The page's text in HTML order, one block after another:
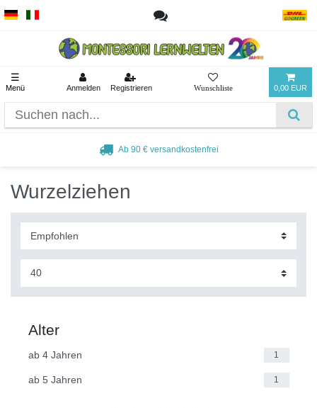
☰
Menü Anmelden Registrieren 0,00 EUR
Ab 90 € versandkostenfrei
Wurzelziehen
Alter
ab 4 Jahren 1
ab 5 Jahren 1